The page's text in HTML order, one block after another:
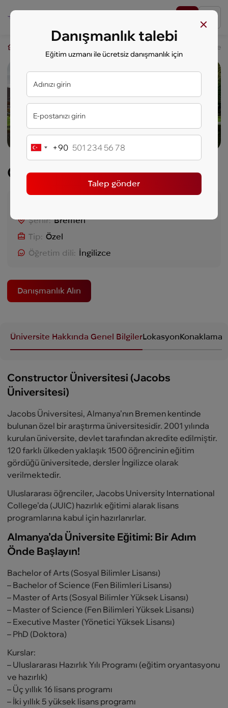
Öğrenciler İçin Yurt Dışında Eğitim Constructor
Constructor Üniversitesi
Şehir: Bremen
Tip: Özel
Öğretim dili: İngilizce
Danışmanlık Alın
Üniversite Hakkında Genel BilgilerLokasyonKonaklama
Constructor Üniversitesi (Jacobs
Üniversitesi)
Jacobs Üniversitesi, Almanya’nın Bremen kentinde
bulunan özel bir araştırma üniversitesidir. 2001 yılında
kurulan üniversite, devlet tarafından akredite edilmiştir.
120 farklı ülkeden yaklaşık 1500 öğrencinin eğitim
gördüğü üniversitede, dersler İngilizce olarak
verilmektedir.
Uluslararası öğrenciler, Jacobs University International
College’da (JUIC) hazırlık eğitimi alarak lisans
programlarına kabul için hazırlanırlar.
Almanya’da Üniversite Eğitimi: Bir Adım
Önde Başlayın!
Bachelor of Arts (Sosyal Bilimler Lisansı)
– Bachelor of Science (Fen Bilimleri Lisansı)
– Master of Arts (Sosyal Bilimler Yüksek Lisansı)
– Master of Science (Fen Bilimleri Yüksek Lisansı)
– Executive Master (Yönetici Yüksek Lisansı)
– PhD (Doktora)
Kurslar:
– Uluslararası Hazırlık Yılı Programı (eğitim oryantasyonu
ve hazırlık)
– Üç yıllık 16 lisans programı
– İki yıllık 5 yüksek lisans programı
Danışmanlık talebi
Eğitim uzmanı ile ücretsiz danışmanlık için
Turkey+90
Talep gönder